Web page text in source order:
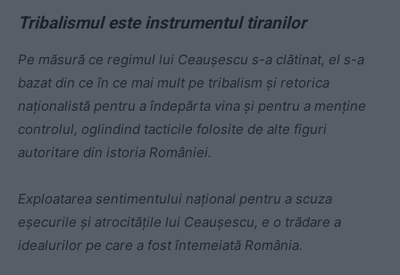
Tribalismul este instrumentul tiranilor
Pe măsură ce regimul lui Ceaușescu s-a clătinat, el s-a
bazat din ce în ce mai mult pe tribalism și retorica
naționalistă pentru a îndepărta vina și pentru a menține
controlul, oglindind tacticile folosite de alte figuri
autoritare din istoria României.
Exploatarea sentimentului național pentru a scuza
eșecurile și atrocitățile lui Ceaușescu, e o trădare a
idealurilor pe care a fost întemeiată România.